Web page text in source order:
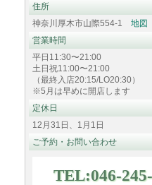
住所
神奈川厚木市山際554-1 地図
営業時間
平日11:30〜21:00
土日祝11:00〜21:00
（最終入店20:15/LO20:30）
※5月は早めに開店します
定休日
12月31日、1月1日
ご予約・お問い合わせ
TEL:046-